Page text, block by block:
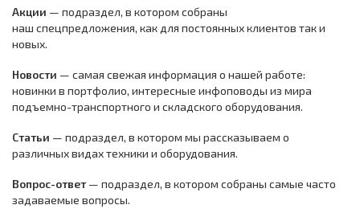
Акции — подраздел, в котором собраны
наш спецпредложения, как для постоянных клиентов так и
новых.
Новости — самая свежая информация о нашей работе:
новинки в портфолио, интересные инфоповоды из мира
подъемно-транспортного и складского оборудования.
Статьи — подраздел, в котором мы рассказываем о
различных видах техники и оборудования.
Вопрос-ответ— подраздел, в котором собраны самые часто
задаваемые вопросы.